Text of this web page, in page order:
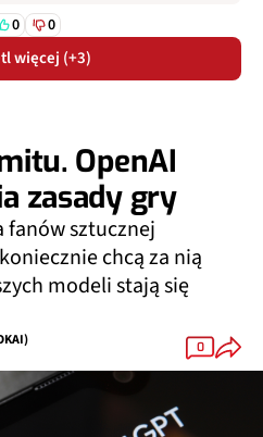
0 0
więcej (+3)
OpenAI
zasady gry
fanów sztucznej
chcą za nią
modeli stają się
0